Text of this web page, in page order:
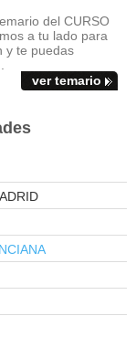
del CURSO
a tu lado para
y te puedas
ver temario